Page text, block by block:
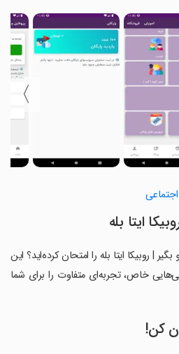
〉
ایتا بله
| روبیکا ایتا بله را امتحان کرده‌اید؟ این
خاص، تجربه‌ای متفاوت را برای شما
کن!